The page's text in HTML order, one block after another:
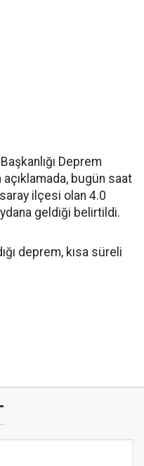
Deprem
açıklamada, bugün saat
ilçesi olan 4.0
geldiği belirtildi.
deprem, kısa süreli